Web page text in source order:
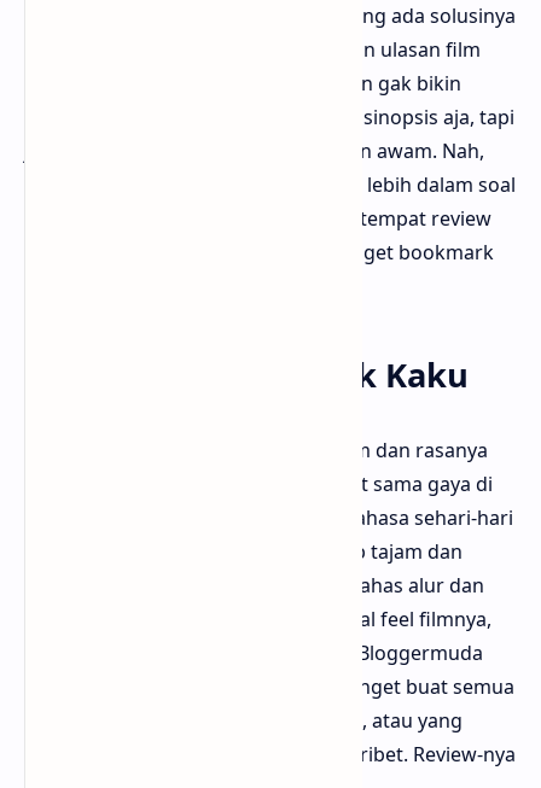
tontonan yang ternyata zonk, sekarang ada solusinya
. Website ini nyediain ulasan film
dengan bahasa yang ringan, jujur, dan gak bikin
ngantuk. Jadi bukan cuma ringkasan sinopsis aja, tapi
juga opini yang relate sama penonton awam. Nah,
bloggermuda kali ini bakal ngobrolin lebih dalam soal
apa aja yang bikin situs ini beda dari tempat review
film lain, dan kenapa kamu wajib banget bookmark
Review Film yang Gak Kaku
Kalau biasanya kamu baca review film dan rasanya
kayak baca tugas kuliah, beda banget sama gaya di
ngefilm.id. Review di sini tuh pakai bahasa sehari-hari
yang gampang dimengerti, tapi tetap tajam dan
punya isi. Penulisnya gak cuma ngebahas alur dan
teknis, tapi juga ngasih opini jujur soal feel filmnya,
suasana, dan kesan setelah nonton. Bloggermuda
ngerasa ini bikin ngefilm.id cocok banget buat semua
kalangan baik yang ngerti teknis film, atau yang
cuma pengen hiburan enak dan gak ribet. Review-nya